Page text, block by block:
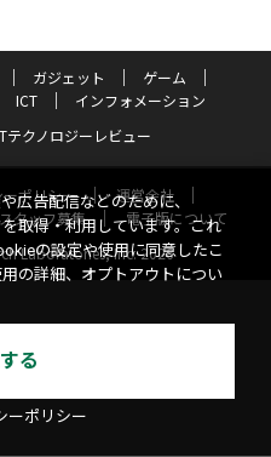
ガジェット
ゲーム
ICT
インフォメーション
テクノロジーレビュー
ポリシー
運営会社
タッフ募集
電子版について
Laboratories, Inc. 2026
広告配信などのために、
取得・利用しています。これ
の設定や使用に同意したこ
の詳細、オプトアウトについ
る
ーポリシー